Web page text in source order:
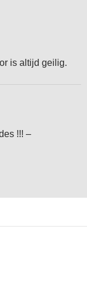
is altijd geilig.
!!! –